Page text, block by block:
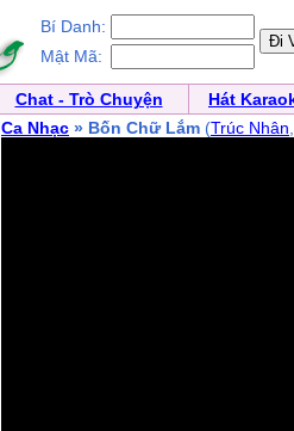
Bí Danh:
Mật Mã:
Chat - Trò Chuyện
Hát
Ca Nhạc » Bốn Chữ Lắm (Trúc Nhân